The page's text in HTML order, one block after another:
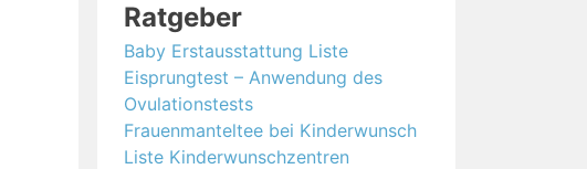
Ratgeber
Baby Erstausstattung Liste
Eisprungtest – Anwendung des
Ovulationstests
Frauenmanteltee bei Kinderwunsch
Liste Kinderwunschzentren